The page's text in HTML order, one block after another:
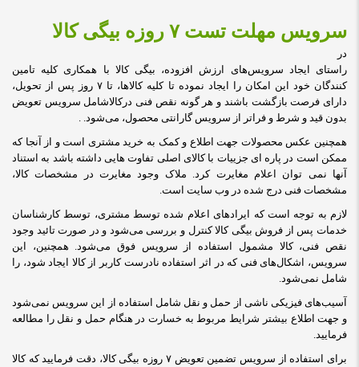
سرویس مهلت تست ۷ روزه بیگی کالا
در
راستای ایجاد سرویس‌‏های ارزش افزوده، بیگی کالا با همکاری کلیه تامین‏‌
کنندگان خود این امکان را ایجاد نموده تا کلیه کالاها، تا ۷ روز پس از تحویل،
دارای فرصت بازگشت باشند و هر گونه نقص فنی درکالاشامل سرویس تعویض
بدون قید و شرط و فراتر از سرویس گارانتی محصول، می‏‌شود. .
همچنین عکس محصولات جهت اطلاع و کمک به خرید مشتری است و از آنجا که
ممکن است در پاره ای جزییات با کالای اصلی تفاوت هایی داشته باشد به استناد
آنها نمی توان اعلام مغایرت کرد. ملاک وجود مغایرت در مشخصات کالا،
مشخصات فنی درج شده در وب سایت است.
لازم به توجه است که ایرادهای اعلام شده توسط مشتری، توسط کارشناسان
خدمات پس از فروش بیگی کالا کنترل و بررسی می‏‌شود و در صورت تائید وجود
نقص فنی، کالا مشمول استفاده از سرویس فوق می‏‌شود. همچنین، این
سرویس، اشکال‏‌های فنی که در اثر استفاده نادرست کاربر از کالا ایجاد شود، را
شامل نمی‌‏شود.
آسیب‏‌های فیزیکی ناشی از حمل و نقل شامل استفاده از این سرویس نمی‏‌شود
و جهت اطلاع بیشتر شرایط مربوط به خسارت در هنگام حمل و نقل را مطالعه
فرمایید.
برای استفاده از سرویس تضمین تعویض ۷ روزه بیگی کالا، دقت فرمایید که کالا